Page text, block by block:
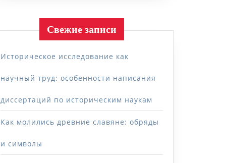
Свежие записи
Историческое исследование как
научный труд: особенности написания
диссертаций по историческим наукам
Как молились древние славяне: обряды
и символы